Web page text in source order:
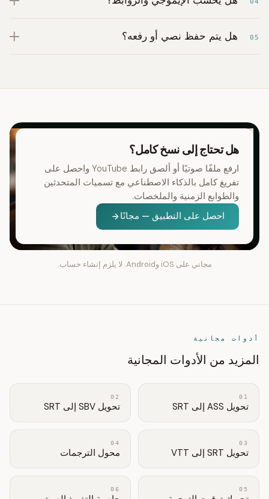
05 هل يتم حفظ نصي أو رفعه؟
هل تحتاج إلى نسخ كامل؟
ارفع ملفًا صوتيًا أو ألصق رابط YouTube واحصل على
تفريغ كامل بالذكاء الاصطناعي مع تسميات المتحدثين
والطوابع الزمنية والملخصات.
احصل على التطبيق — مجانًا
مجاني على iOS وAndroid. لا يلزم إنشاء حساب.
أدوات مجانية
المزيد من الأدوات المجانية
01
تحويل ASS إلى SRT
02
تحويل SBV إلى SRT
03
تحويل SRT إلى VTT
04
محول الترجمات
05
06